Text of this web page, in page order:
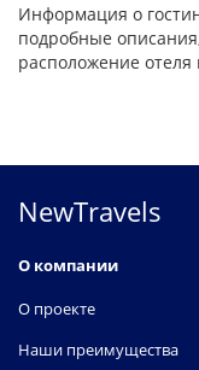
Информация о
подробные
расположение
NewTravels
О компании
О проекте
Наши преимущества